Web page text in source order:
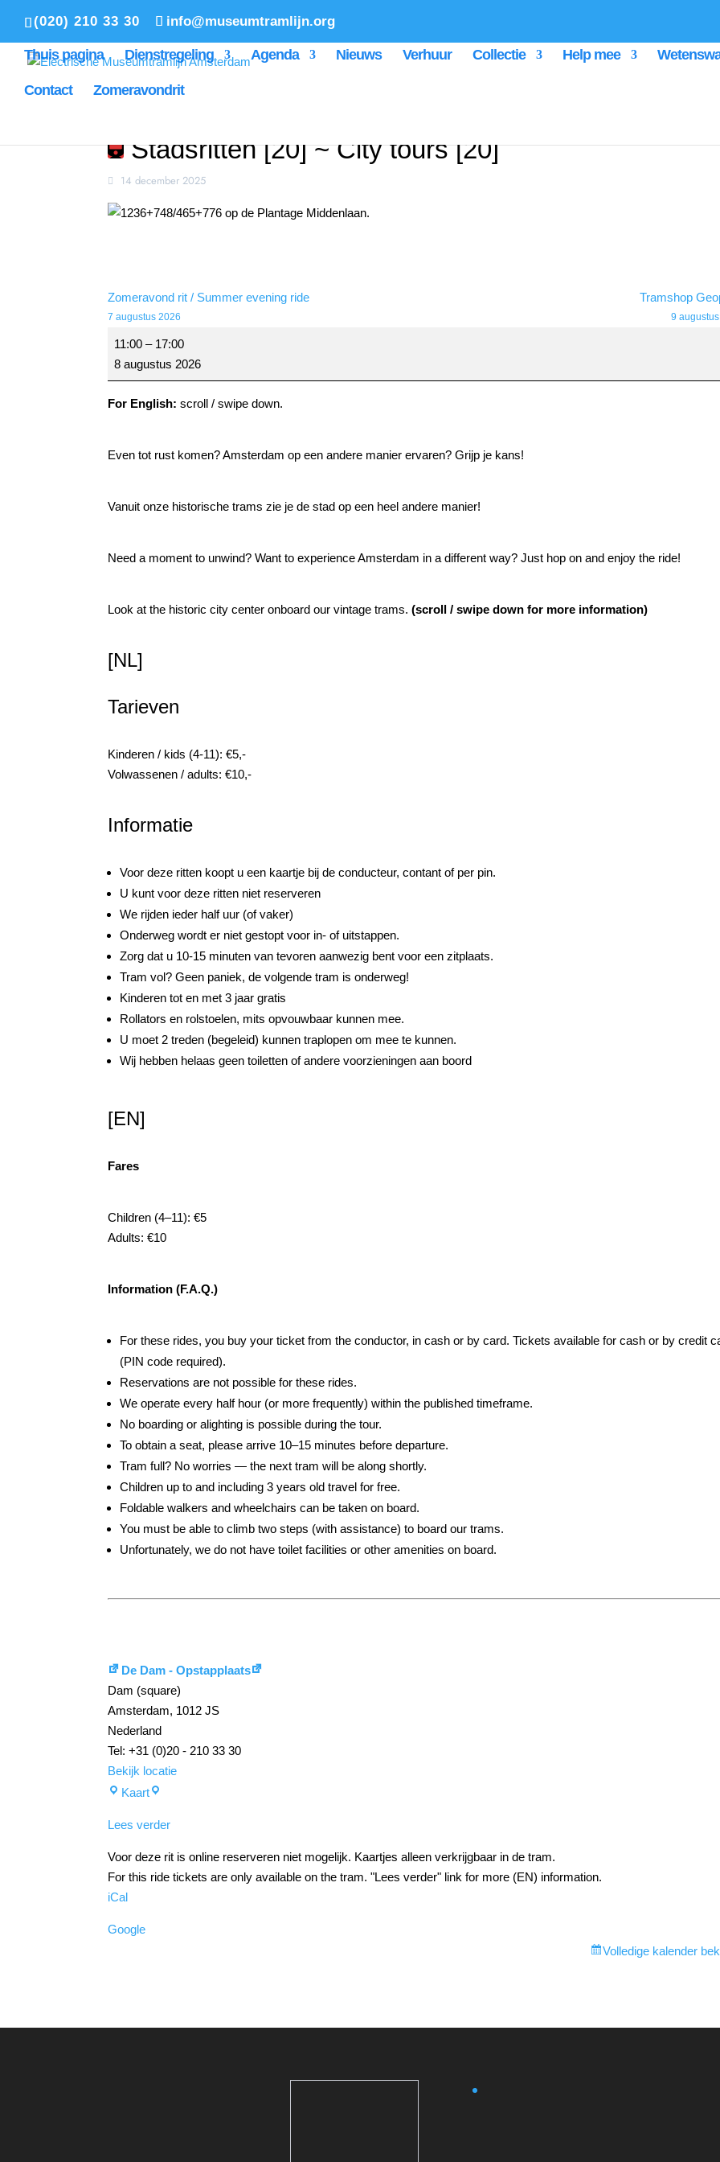
(020) 210 33 30 info@museumtramlijn.org
Thuis pagina Dienstregeling Agenda Nieuws Verhuur Collectie Help mee
Contact Zomeravondrit
Stadsritten [20] ~ City tours [20]
14 december 2025
Zomeravond rit / Summer evening ride
7 augustus 2026
Tramshop
9
Stadsritten
[20]
City
11:00 – 17:00
8 augustus 2026
For English: scroll / swipe down.
Even tot rust komen? Amsterdam op een andere manier ervaren? Grijp je kans!
Vanuit onze historische trams zie je de stad op een heel andere manier!
Need a moment to unwind? Want to experience Amsterdam in a different way? Just hop on and enjoy the ride!
Look at the historic city center onboard our vintage trams. (scroll / swipe down for more information)
[NL]
Tarieven
Kinderen / kids (4-11): €5,-
Volwassenen / adults: €10,-
Informatie
Voor deze ritten koopt u een kaartje bij de conducteur, contant of per pin.
U kunt voor deze ritten niet reserveren
We rijden ieder half uur (of vaker)
Onderweg wordt er niet gestopt voor in- of uitstappen.
Zorg dat u 10-15 minuten van tevoren aanwezig bent voor een zitplaats.
Tram vol? Geen paniek, de volgende tram is onderweg!
Kinderen tot en met 3 jaar gratis
Rollators en rolstoelen, mits opvouwbaar kunnen mee.
U moet 2 treden (begeleid) kunnen traplopen om mee te kunnen.
Wij hebben helaas geen toiletten of andere voorzieningen aan boord
[EN]
Fares
Children (4–11): €5
Adults: €10
Information (F.A.Q.)
For these rides, you buy your ticket from the conductor, in cash or by card. Tickets available for cash or by credit
(PIN code required).
Reservations are not possible for these rides.
We operate every half hour (or more frequently) within the published timeframe.
No boarding or alighting is possible during the tour.
To obtain a seat, please arrive 10–15 minutes before departure.
Tram full? No worries — the next tram will be along shortly.
Children up to and including 3 years old travel for free.
Foldable walkers and wheelchairs can be taken on board.
You must be able to climb two steps (with assistance) to board our trams.
Unfortunately, we do not have toilet facilities or other amenities on board.
De Dam - Opstapplaats
Dam (square)
Amsterdam, 1012 JS
Nederland
Tel: +31 (0)20 - 210 33 30
Bekijk locatie
KaartDe
-
Opstapplaats
Lees verder
Voor deze rit is online reserveren niet mogelijk. Kaartjes alleen verkrijgbaar in de tram.
For this ride tickets are only available on the tram. "Lees verder" link for more (EN) information.
iCal
Google
Volledige kalender